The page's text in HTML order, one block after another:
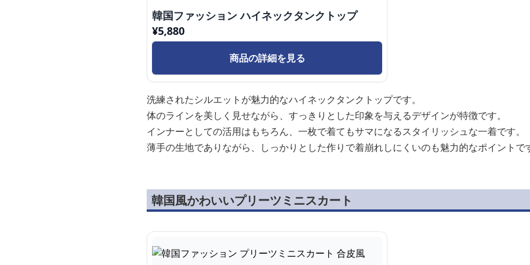
韓国ファッション ハイネックタンクトップ
¥5,880
商品の詳細を見る
洗練されたシルエットが魅力的なハイネックタンクトップです。
体のラインを美しく見せながら、すっきりとした印象を与えるデザインが特徴です。
インナーとしての活用はもちろん、一枚で着てもサマになるスタイリッシュな一着です。
薄手の生地でありながら、しっかりとした作りで着崩れしにくいのも魅力的なポイントで
韓国風かわいいプリーツミニスカート